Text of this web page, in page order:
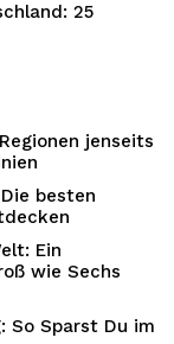
25
jenseits
besten
Ein
wie Sechs
So Sparst Du im